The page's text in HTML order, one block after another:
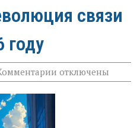
связи
году
к
записи
отключены